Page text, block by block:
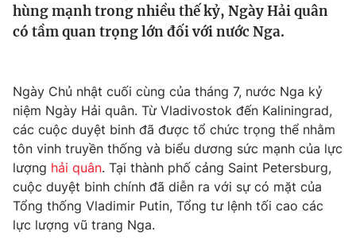
Thế giới
Thế giới đó đây
Câu chuyện quốc tế
Tài chính
Thị trường
Góc doanh nghiệp
Dữ liệu và đời sống
Truyền hình
Phim VTV
Hậu trường
Giải trí
hùng mạnh trong nhiều thế kỷ, Ngày Hải quân
có tầm quan trọng lớn đối với nước Nga.
Ngày Chủ nhật cuối cùng của tháng 7, nước Nga kỷ
niệm Ngày Hải quân. Từ Vladivostok đến Kaliningrad,
các cuộc duyệt binh đã được tổ chức trọng thể nhằm
tôn vinh truyền thống và biểu dương sức mạnh của lực
lượng hải quân. Tại thành phố cảng Saint Petersburg,
cuộc duyệt binh chính đã diễn ra với sự có mặt của
Tổng thống Vladimir Putin, Tổng tư lệnh tối cao các
lực lượng vũ trang Nga.